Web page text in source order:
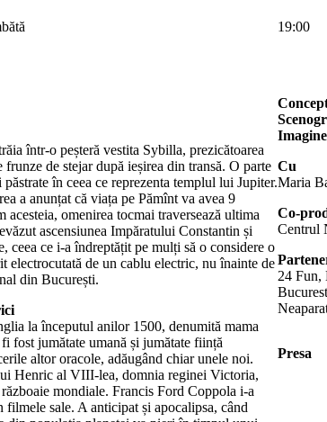
19:00
într-o peșteră vestita Sybilla, prezicătoarea
de stejar după ieșirea din transă. O parte
în ceea ce reprezenta templul lui Jupiter.
a anunțat că viața pe Pămînt va avea 9
omenirea tocmai traversează ultima
ascensiunea Impăratului Constantin și
ceea ce i-a îndreptățit pe mulți să o considere o
electrocutată de un cablu electric, nu înainte de
din București.
la începutul anilor 1500, denumită mama
fost jumătate umană și jumătate ființă
altor oracole, adăugând chiar unele noi.
Henric al VIII-lea, domnia reginei Victoria,
mondiale. Francis Ford Coppola i-a
sale. A anticipat și apocalipsa, când
Cu
Maria
Co-
Centrul
24 Fun,
Presa